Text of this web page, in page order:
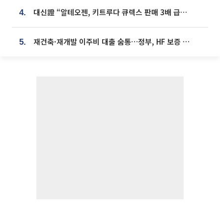
4. 대신證 “알테오젠, 키트루다 큐렉스 판매 3배 급증…목표가 41만원 상향”
5. 재건축·재개발 이주비 대출 숨통…정부, HF 보증 신설 추진